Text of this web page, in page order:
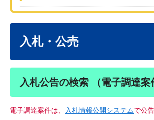
入札・公売
入札公告の検索 （電子調達案
電子調達案件は、 入札情報公開システムで公